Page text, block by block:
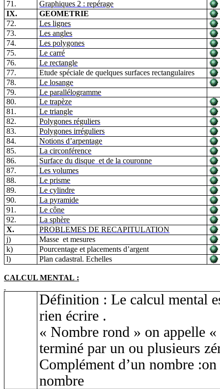
71.
Graphiques 2 : repérage
IX.
GEOMETRIE
72.
Leslignes
73.
Les angles
74.
Les polygones
75.
Le carré
76.
Le rectangle
77.
Etude spéciale de quelques surfaces rectangulaires
78.
Le losange
79.
Le parallélogramme
80.
Le trapèze
81.
Le triangle
82.
Polygones réguliers
83.
Polygones irréguliers
84.
Notions d’arpentage
85.
La circonférence
86.
Surface du disque et de la couronne
87.
Les volumes
88.
Le prisme
89.
Le cylindre
90.
La pyramide
91.
Le cône
92.
La sphère
X.
PROBLEMES DE RECAPITULATION
j)
Masse et mesures
k)
Pourcentage et placements d’argent
l)
Plan cadastral. Echelles
CALCUL MENTAL :
Définition : Le calcul mental
rien écrire .
« Nombre rond » on appelle
terminé par un ou plusieurs
Complément d’un nombre :on
nombre